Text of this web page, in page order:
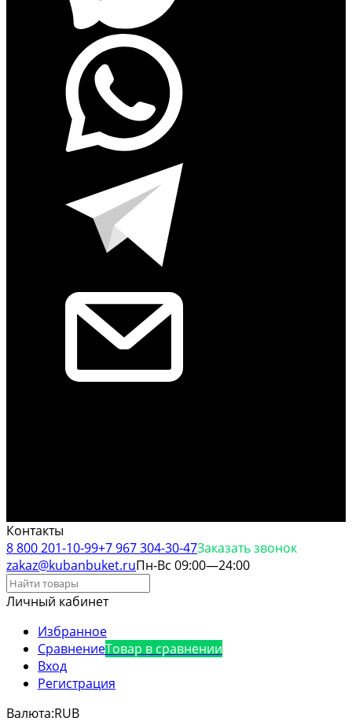
Контакты
8 800 201-10-99+7 967 304-30-47Заказать звонок
zakaz@kubanbuket.ruПн-Вс 09:00—24:00
Личный кабинет
Избранное
СравнениеТовар в сравнении
Вход
Регистрация
Валюта:RUB